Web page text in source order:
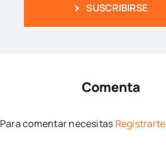
SUSCRIBIRSE
Comenta
Para comentar necesitas Registrarte